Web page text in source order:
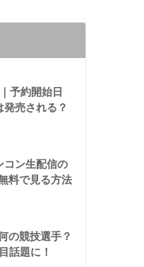
予約開始日
売される？
コン生配信の
料で見る方法
の競技選手？
話題に！